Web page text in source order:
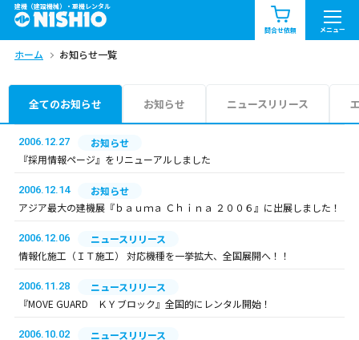
建機（建設機械）・重機レンタル
問合せ依頼 メニュー
商品一覧 お知らせ一覧
問合せ依頼リスト
エリア情報を見る
ホーム お知らせ一覧
全てのお知らせ お知らせ ニュースリリース
2006.12.27
お知らせ
『採用情報ページ』をリニューアルしました
2006.12.14
お知らせ
アジア最大の建機展『ｂａｕｍａ Ｃｈｉｎａ ２００６』に出展しました！
2006.12.06
ニュースリリース
情報化施工（ＩＴ施工） 対応機種を一挙拡大、全国展開へ！！
2006.11.28
ニュースリリース
『MOVE GUARD ＫＹブロック』全国的にレンタル開始！
2006.10.02
ニュースリリース